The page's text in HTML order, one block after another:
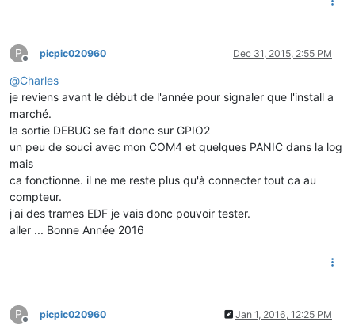
    Serial.
printf "Flash real size: %u\n\n", realSize);
    Serial.
    Serial.
printf("Flash ide speed: %u\n", ESP.
    Serial.
if (ideSize != realSize) {
        Serial.
println( "Flash Chip configuration wrong!\n");
    }
        Serial.
println("Flash Chip configuration ok.\n"
    }
delay 5000
);
}
P
Offline
picpic020960 Dec 31, 2015, 2:55 PM
@Charles
je reviens avant le début de l'année pour signaler que l'install a
marché.
la sortie DEBUG se fait donc sur GPIO2
un peu de souci avec mon COM4 et quelques PANIC dans la log
mais
ca fonctionne. il ne me reste plus qu'à connecter tout ca au
compteur.
j'ai des trames EDF je vais donc pouvoir tester.
aller ... Bonne Année 2016
P
Offline
picpic020960 Jan 1, 2016, 12:25 PM